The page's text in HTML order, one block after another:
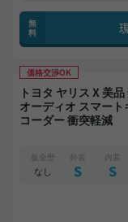
無
料
価格交渉OK
トヨタ ヤリス X 美品 禁煙車 整備記録簿あり ディスプレイ
オーディオ スマー
コーダー 衝突軽減
板金歴
なし
外装
S
内装
S